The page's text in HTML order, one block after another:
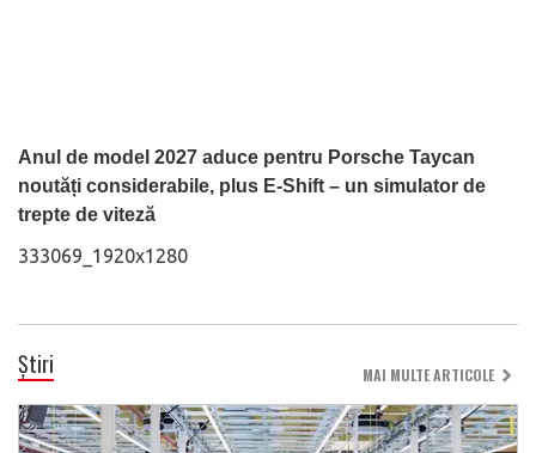
Anul de model 2027 aduce pentru Porsche Taycan
noutăți considerabile, plus E-Shift – un simulator de
trepte de viteză
333069_1920x1280
Știri MAI MULTE ARTICOLE